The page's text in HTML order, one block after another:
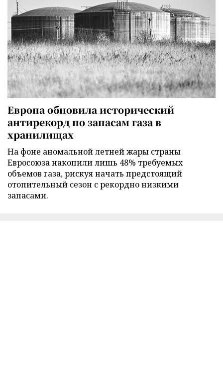
Европа обновила исторический
антирекорд по запасам газа в
хранилищах
На фоне аномальной летней жары страны
Евросоюза накопили лишь 48% требуемых
объемов газа, рискуя начать предстоящий
отопительный сезон с рекордно низкими
запасами.